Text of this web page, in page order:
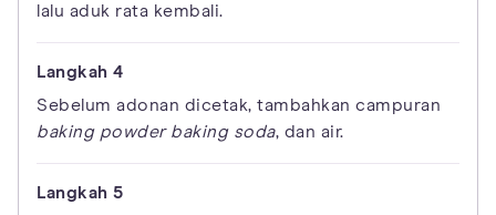
lalu aduk rata kembali.
Sebelum adonan dicetak, tambahkan campuran
baking powder baking soda, dan air.